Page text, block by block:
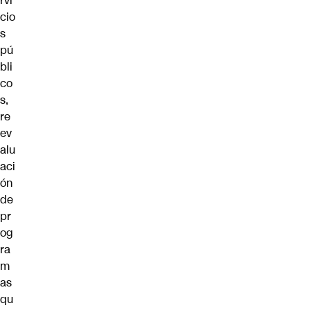
cio
s
pú
bli
co
s,
re
ev
alu
aci
ón
de
pr
og
ra
m
as
qu